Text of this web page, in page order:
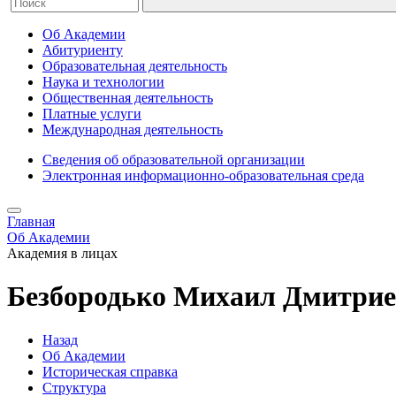
Об Академии
Абитуриенту
Образовательная деятельность
Наука и технологии
Общественная деятельность
Платные услуги
Международная деятельность
Сведения об образовательной организации
Электронная информационно-образовательная среда
Главная
Об Академии
Академия в лицах
Безбородько Михаил
Назад
Об Академии
Историческая справка
Структура